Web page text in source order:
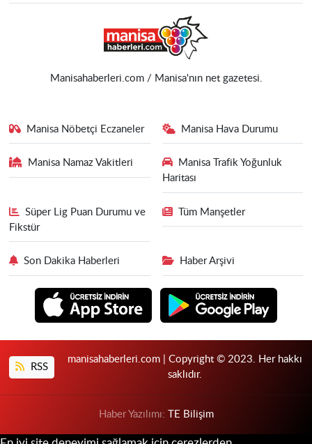
Manisahaberleri.com / Manisa'nın net gazetesi.
Manisa Nöbetçi Eczaneler Manisa Hava Durumu
Manisa Namaz Vakitleri
Manisa Trafik Yoğunluk
Haritası
Süper Lig Puan Durumu ve
Fikstür
Tüm Manşetler
Son Dakika Haberleri Haber Arşivi
RSS
manisahaberleri.com | Copyright © 2023. Her hakkı
saklıdır.
Haber Yazılımı: TE Bilişim